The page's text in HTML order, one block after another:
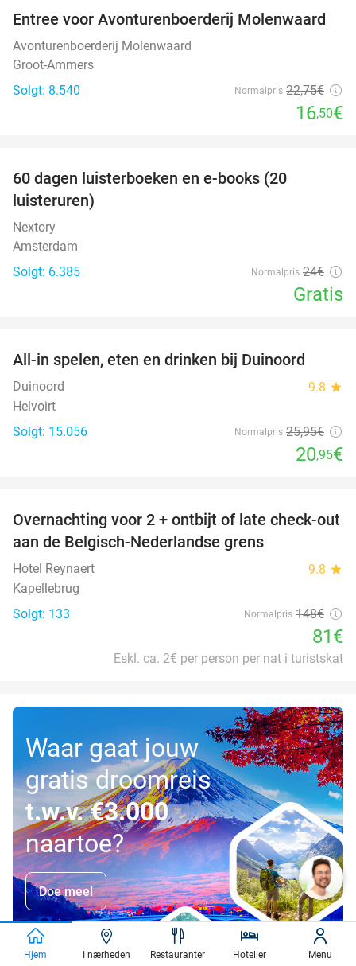
27%
Entree voor Avonturenboerderij Molenwaard
Avonturenboerderij Molenwaard
Groot-Ammers
Solgt: 8.540
Normalpris 22,75€
16,50€
60 dagen luisterboeken en e-books (20
luisteruren)
Nextory
Amsterdam
Solgt: 6.385
Normalpris 24€
Gratis
All-in spelen, eten en drinken bij Duinoord
Duinoord 9.8 star
Helvoirt
Solgt: 15.056
Normalpris 25,95€
20,95€
45%
Overnachting voor 2 + ontbijt of late check-out
aan de Belgisch-Nederlandse grens
Hotel Reynaert 9.8 star
Kapellebrug
Solgt: 133
Normalpris 148€
81€
Eskl. ca. 2€ per person per nat i turistskat
Waar gaat jouw
gratis droomreis
t.w.v. €3.000
naartoe?
Doe mee!
Hjem I nærheden Restauranter Hoteller Menu